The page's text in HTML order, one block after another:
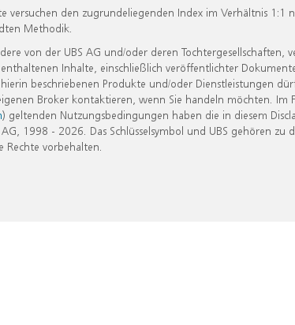
den zugrundeliegenden Index im Verhältnis 1:1
Methodik.
von der UBS AG und/oder deren Tochtergesellschaften,
Inhalte, einschließlich veröffentlichter
beschriebenen Produkte und/oder Dienstleistungen
Broker kontaktieren, wenn Sie handeln möchten. Im
) geltenden Nutzungsbedingungen haben die in diesem
1998 - 2026. Das Schlüsselsymbol und UBS gehören zu
vorbehalten.